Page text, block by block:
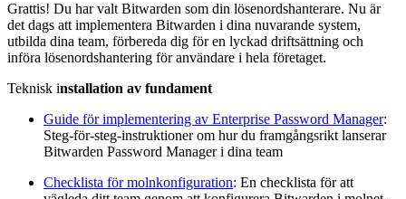
Grattis! Du har valt Bitwarden som din lösenordshanterare. Nu är
det dags att implementera Bitwarden i dina nuvarande system,
utbilda dina team, förbereda dig för en lyckad driftsättning och
införa lösenordshantering för användare i hela företaget.
Teknisk installation av fundament
Guide för implementering av Enterprise Password Manager:
Steg-för-steg-instruktioner om hur du framgångsrikt lanserar
Bitwarden Password Manager i dina team
Checklista för molnkonfiguration: En checklista för att